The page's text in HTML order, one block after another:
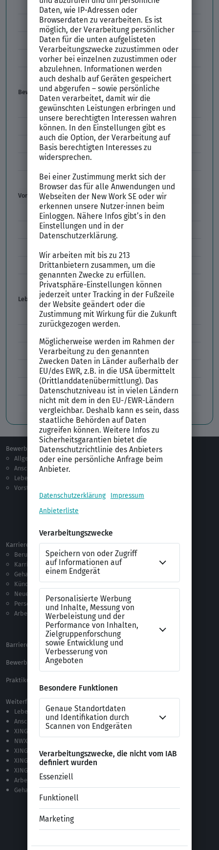
Arbeitsvertrag
Codes im Arbeitszeugnis
Kündigung
Einstiegsgehalt
Gehaltswunsch
Bewerbung
E-Mail-Bewerbung
Anlagen und Zeugnisse
Initiativbewerbung
Interne Bewerbung
Empfehlungsschreiben
Vorstellungsgespräch
Vorstellungsgespräch Fragen
Schwächen im Vorstellungsgespräch
Vorbereitung Vorstellungsgespräch
Vorstellungsgespräch per Skype
Lebenslauf
Lebenslauf Aufbau und Inhalt
Lebenslauf Englisch Résumé
Lücken im Lebenslauf
Tabellarischer Lebenslauf
Professionelles Bewerbungsfoto
Bewerben
Allgemeines
Anschreiben
Lebenslauf
Vorstellungsgespräch
Berufsorientierung
Ausbildung
Jobprofile
Karriere
Berufseinstieg
Karriere machen
Gehalt
Kündigung
Neue Arbeitswelt
Personalführung
Arbeitsrecht
Vorlagen & Tests
Anschreiben-Vorlagen
Lebenslauf-Vorlagen
Checklisten
Testverfahren
Alle Word-Dateien
Alle Downloads
Barrierefreiheitserklärung
XING Impressum
Bewerbungs-FAQ
Praktikum Online Marketing
Weiterführende Links
Lebenslauf-Editor
Anschreiben-Editor
XING Stellenmarkt
NWX – „Alles zur Zukunft der Arbeit“
XING Campus
XING News
XING ProJobs
Arbeitgeber-Bewertungen
Gehaltsvergleich